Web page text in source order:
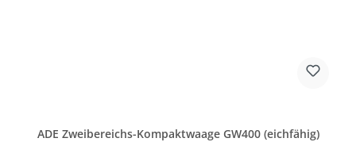
ADE Zweibereichs-Kompaktwaage GW400 (eichfähig)